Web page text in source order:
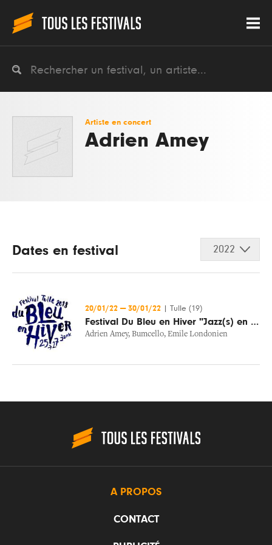
Artiste en concert
Adrien Amey
Dates en festival 2022
20/01/22 — 30/01/22 Tulle (19)
Festival Du Bleu en Hiver "Jazz(s) en Tête"
Adrien Amey, Bumcello, Emile Londonien
A PROPOS
CONTACT